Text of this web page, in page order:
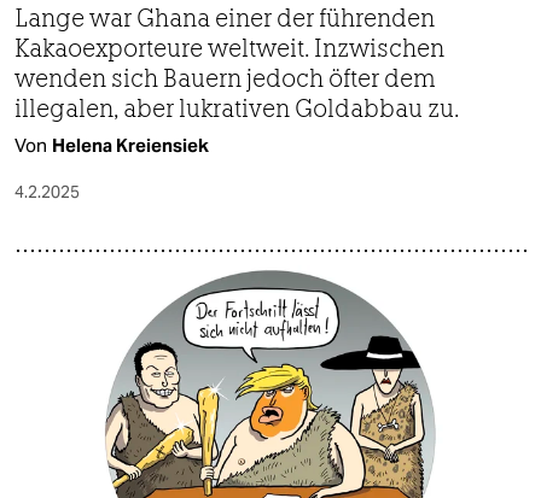
Lange war Ghana einer der führenden
Kakaoexporteure weltweit. Inzwischen
wenden sich Bauern jedoch öfter dem
illegalen, aber lukrativen Goldabbau zu.
Von Helena Kreiensiek
4.2.2025